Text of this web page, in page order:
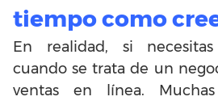
tiempo como
En realidad, si
cuando se trata de un
ventas en línea.